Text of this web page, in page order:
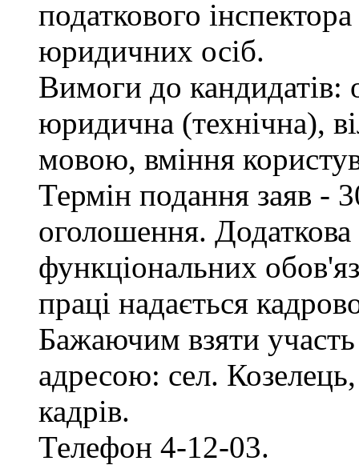
податкового
юридичних осіб.
Вимоги до кандидатів:
юридична (технічна),
мовою, вміння
Термін подання заяв -
оголошення.
функціональних
праці надається
Бажаючим взяти участь
адресою: сел.
кадрів.
Телефон 4-12-03.